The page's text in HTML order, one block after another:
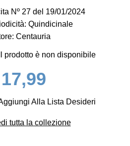
Nº 27 del 19/01/2024
Quindicinale
Centauria
Il prodotto è non disponibile
Alla Lista Desideri
tutta la collezione